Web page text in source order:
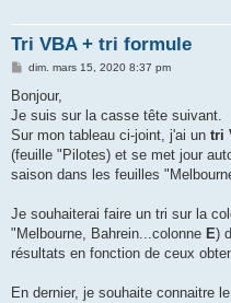
Tri VBA + tri formule
M
s
a
g
dim. mars 15, 2020 8:37 pm
Bonjour,
Je suis sur la casse tête suivant.
Sur mon tableau ci-joint, j'ai un tri
(feuille "Pilotes) et se met jour
saison dans les feuilles
Je souhaiterai faire un tri sur la
"Melbourne, Bahrein...colonne E)
résultats en fonction de ceux
En dernier, je souhaite connaitre